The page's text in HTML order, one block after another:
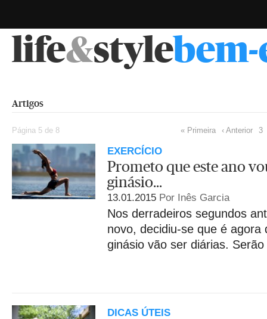
life&style
Artigos
Página 5 de 8 « Primeira ‹ Anterior 3
EXERCÍCIO
Prometo que este ano
ginásio...
13.01.2015 Por Inês Garcia
Nos derradeiros segundos
novo, decidiu-se que é agora
ginásio vão ser diárias.
DICAS ÚTEIS